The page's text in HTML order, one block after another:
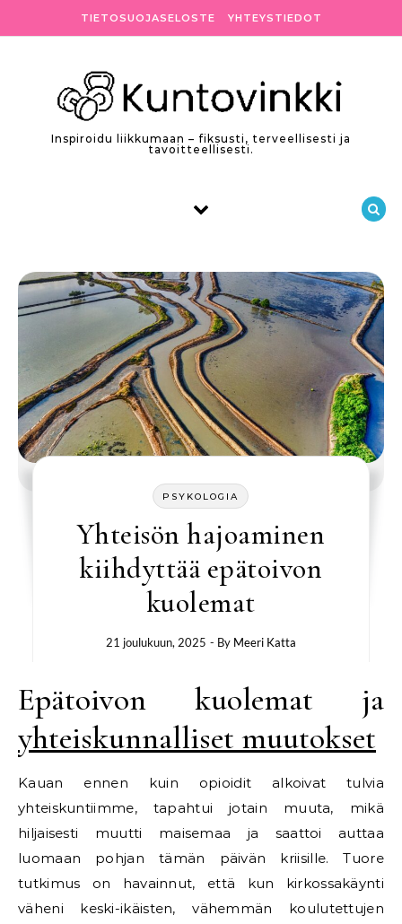
TIETOSUOJASELOSTE YHTEYSTIEDOT
Inspiroidu liikkumaan – fiksusti, terveellisesti ja
tavoitteellisesti.
PSYKOLOGIA
Yhteisön hajoaminen
kiihdyttää epätoivon
kuolemat
21 joulukuun, 2025 - By Meeri Katta
Epätoivon kuolemat ja
yhteiskunnalliset muutokset
Kauan ennen kuin opioidit alkoivat tulvia
yhteiskuntiimme, tapahtui jotain muuta, mikä
hiljaisesti muutti maisemaa ja saattoi auttaa
luomaan pohjan tämän päivän kriisille. Tuore
tutkimus on havainnut, että kun kirkossakäynti
väheni keski-ikäisten, vähemmän koulutettujen